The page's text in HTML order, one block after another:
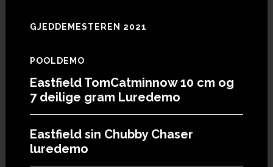
GJEDDEMESTEREN 2021
POOLDEMO
Eastfield TomCatminnow 10 cm og
7 deilige gram Luredemo
Eastfield sin Chubby Chaser
luredemo